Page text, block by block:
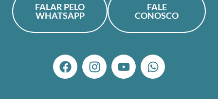
FALAR PELO
WHATSAPP
FALE
CONOSCO